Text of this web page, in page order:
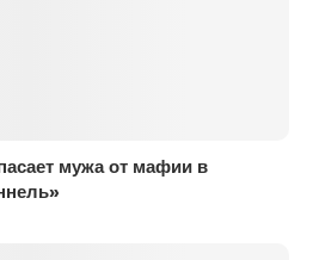
мужа от мафии в